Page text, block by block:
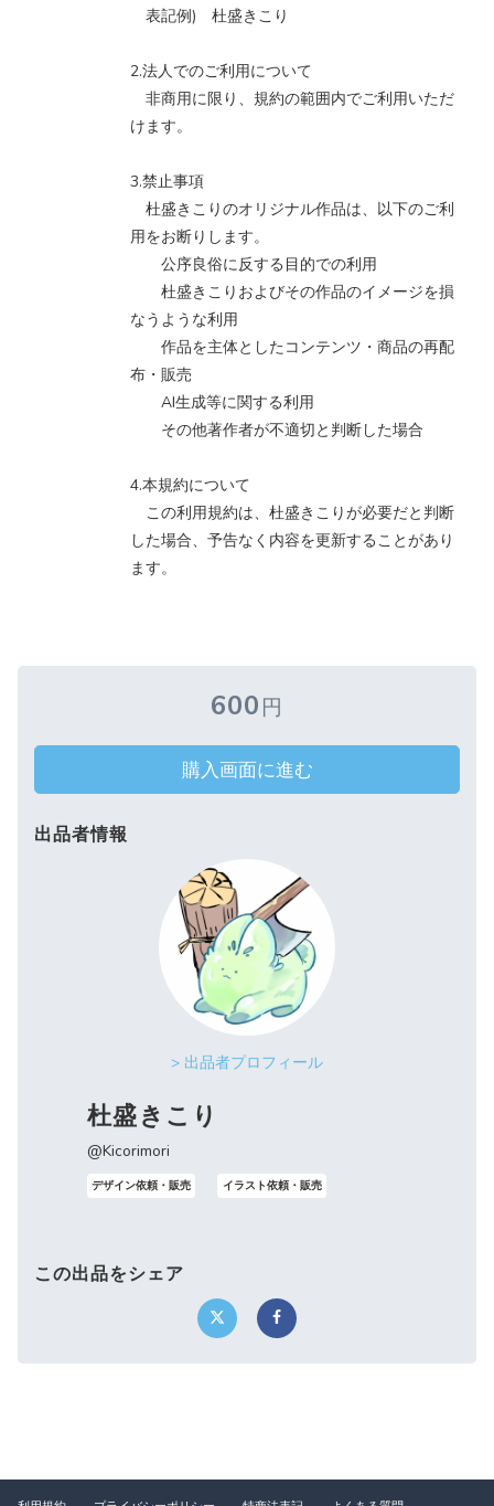
表記例) 杜盛きこり
2.法人でのご利用について
非商用に限り、規約の範囲内でご利用いただ
けます。
3.禁止事項
杜盛きこりのオリジナル作品は、以下のご利
用をお断りします。
公序良俗に反する目的での利用
杜盛きこりおよびその作品のイメージを損
なうような利用
作品を主体としたコンテンツ・商品の再配
布・販売
AI生成等に関する利用
その他著作者が不適切と判断した場合
4.本規約について
この利用規約は、杜盛きこりが必要だと判断
した場合、予告なく内容を更新することがあり
ます。
600円
購入画面に進む
出品者情報
> 出品者プロフィール
杜盛きこり
@Kicorimori
デザイン依頼・販売 イラスト依頼・販売
この出品をシェア